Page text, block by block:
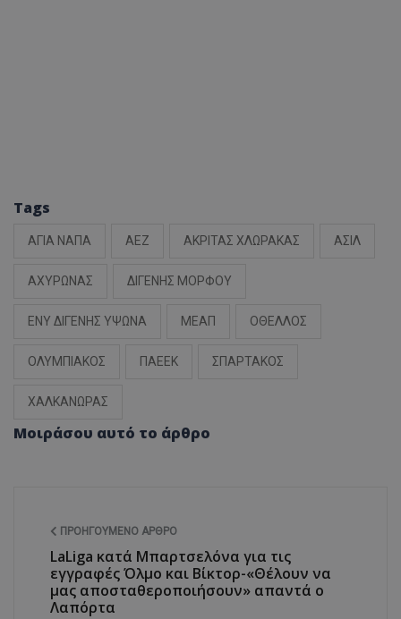
Tags
ΑΓΙΑ ΝΑΠΑ ΑΕΖ ΑΚΡΙΤΑΣ ΧΛΩΡΑΚΑΣ ΑΣΙΛ
ΑΧΥΡΩΝΑΣ ΔΙΓΕΝΗΣ ΜΟΡΦΟΥ
ΕΝΥ ΔΙΓΕΝΗΣ ΥΨΩΝΑ ΜΕΑΠ ΟΘΕΛΛΟΣ
ΟΛΥΜΠΙΑΚΟΣ ΠΑΕΕΚ ΣΠΑΡΤΑΚΟΣ
ΧΑΛΚΑΝΩΡΑΣ
Μοιράσου αυτό το άρθρο
ΠΡΟΗΓΟΎΜΕΝΟ ΆΡΘΡΟ
LaLiga κατά Μπαρτσελόνα για τις
εγγραφές Όλμο και Βίκτορ-«Θέλουν να
μας αποσταθεροποιήσουν» απαντά ο
Λαπόρτα